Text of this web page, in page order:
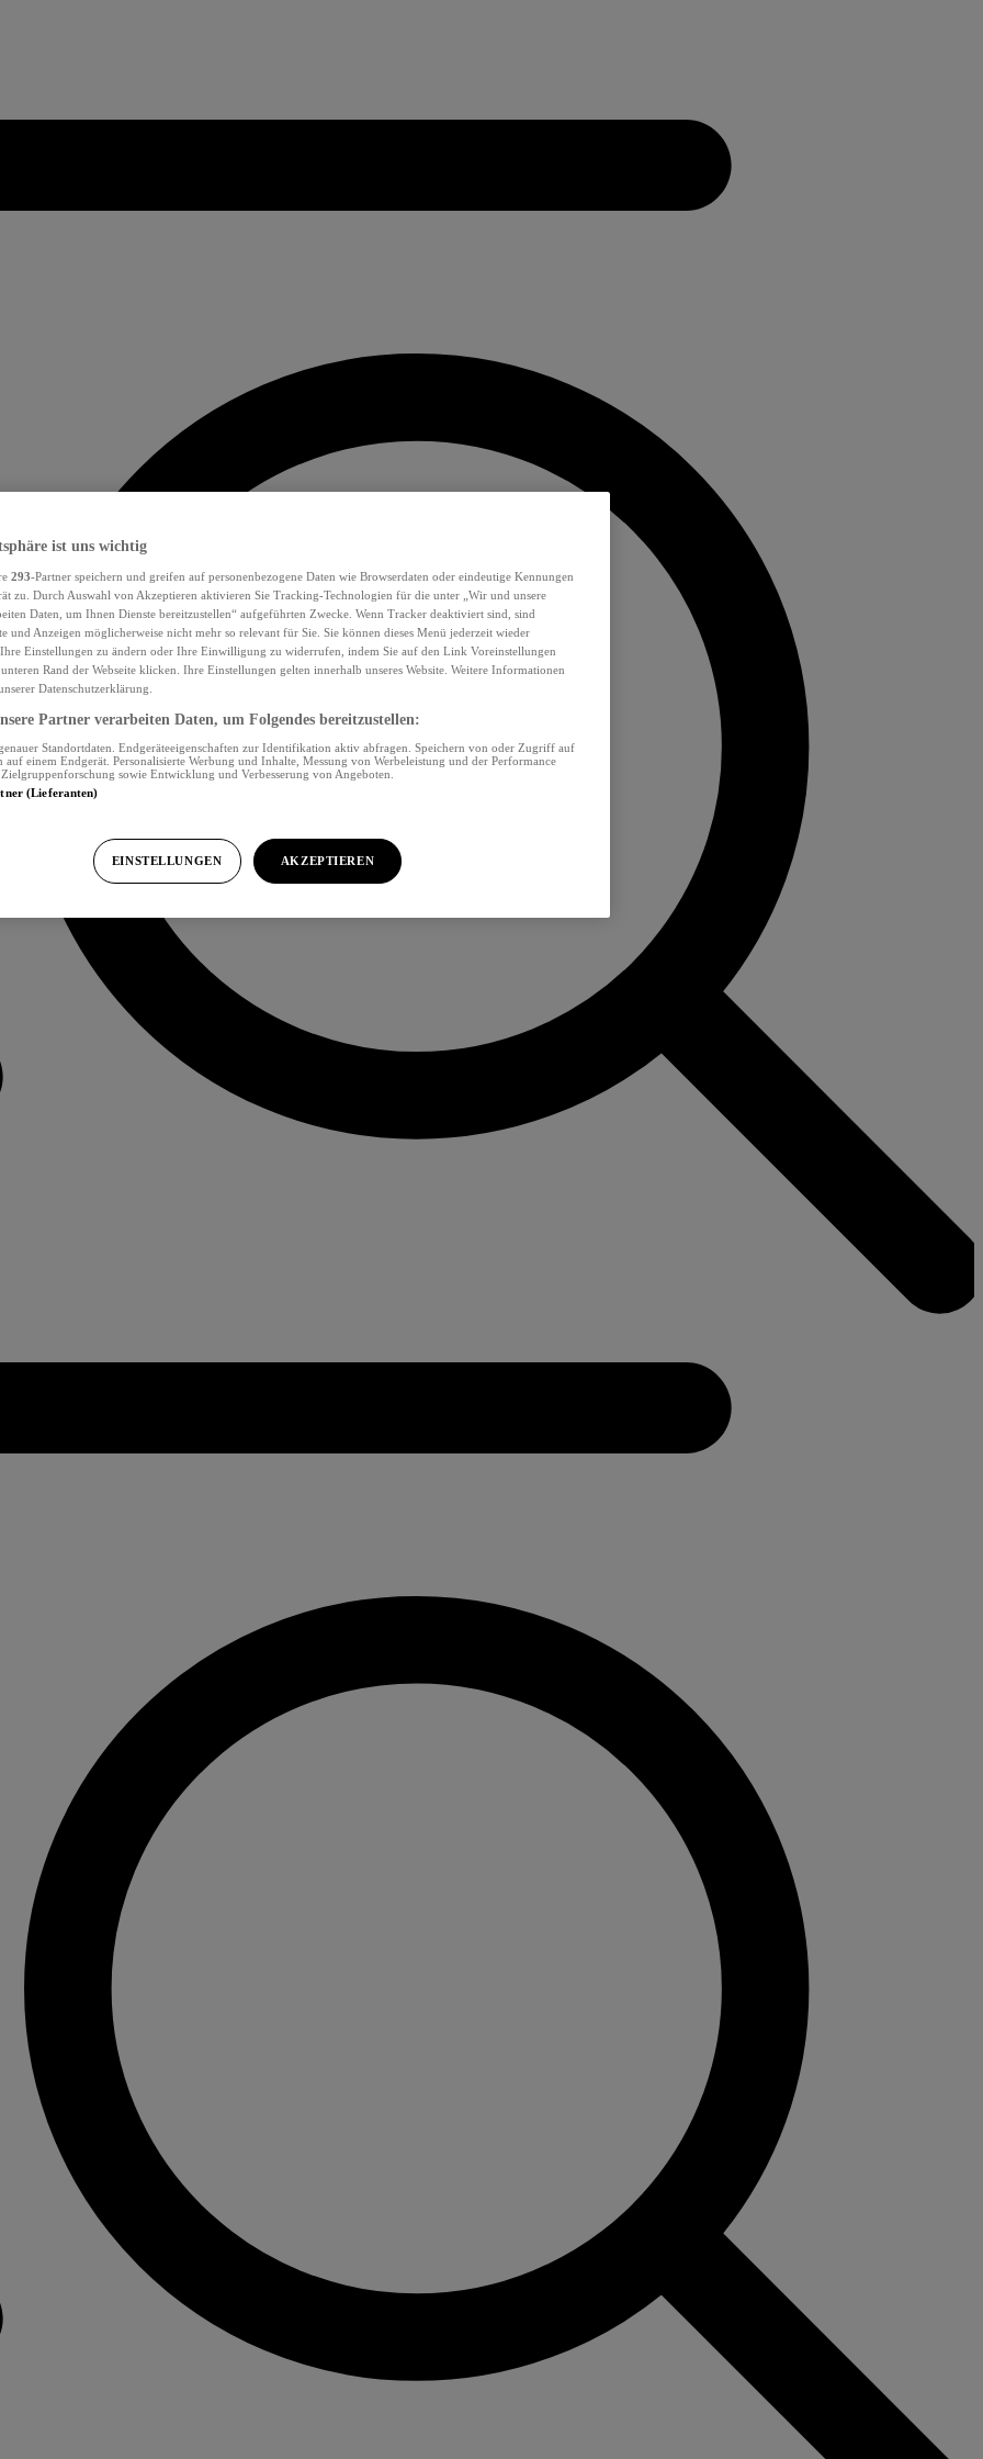
ist uns wichtig
293-Partner speichern und greifen auf personenbezogene Daten wie Browserdaten oder eindeutige Kennungen
zu. Durch Auswahl von Akzeptieren aktivieren Sie Tracking-Technologien für die unter „Wir und unsere
Daten, um Ihnen Dienste bereitzustellen“ aufgeführten Zwecke. Wenn Tracker deaktiviert sind, sind
und Anzeigen möglicherweise nicht mehr so relevant für Sie. Sie können dieses Menü jederzeit wieder
Einstellungen zu ändern oder Ihre Einwilligung zu widerrufen, indem Sie auf den Link Voreinstellungen
Rand der Webseite klicken. Ihre Einstellungen gelten innerhalb unseres Website. Weitere Informationen
Datenschutzerklärung.
Partner verarbeiten Daten, um Folgendes bereitzustellen:
Standortdaten. Endgeräteeigenschaften zur Identifikation aktiv abfragen. Speichern von oder Zugriff auf
einem Endgerät. Personalisierte Werbung und Inhalte, Messung von Werbeleistung und der Performance
sowie Entwicklung und Verbesserung von Angeboten.
(Lieferanten)
EINSTELLUNGEN AKZEPTIEREN